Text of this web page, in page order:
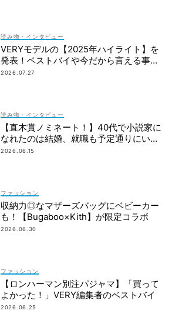
読み物・インタビュー
VERYモデルの【2025年ハイライト】を
発表！ベストバイや今だから言える事件
簿も大公開
2026.07.27
読み物・インタビュー
【直木賞ノミネート！】40代で小説家に
なれたのは結婚、就職も予定通りにいか
なかったから｜朝倉かすみさん
2026.06.15
ファッション
収納力◎なマザーズバッグにベビーカー
も！【Bugaboo×Kith】が限定コラボ
2026.06.30
ファッション
【ロンハーマン別注パジャマ】「買って
よかった！」VERY編集者のベストバイ
2026.06.25